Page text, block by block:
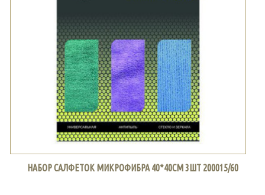
НАБОР САЛФЕТОК МИКРОФИБРА 40*40СМ 3ШТ 200015/60